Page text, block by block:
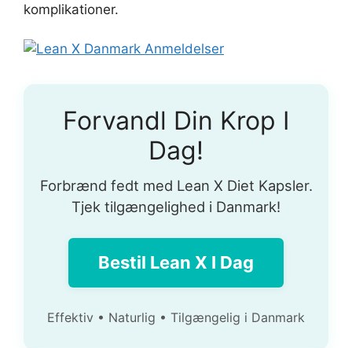
komplikationer.
Forvandl Din Krop I
Dag!
Forbrænd fedt med Lean X Diet Kapsler.
Tjek tilgængelighed i Danmark!
Bestil Lean X I Dag
Effektiv • Naturlig • Tilgængelig i Danmark